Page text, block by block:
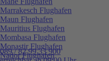
089 / 82 99 33 900
Marrakesch Flughafen
Maun Flughafen
Mauritius Flughafen
Mombasa Flughafen
Monastir Flughafen
Nador Flughafen